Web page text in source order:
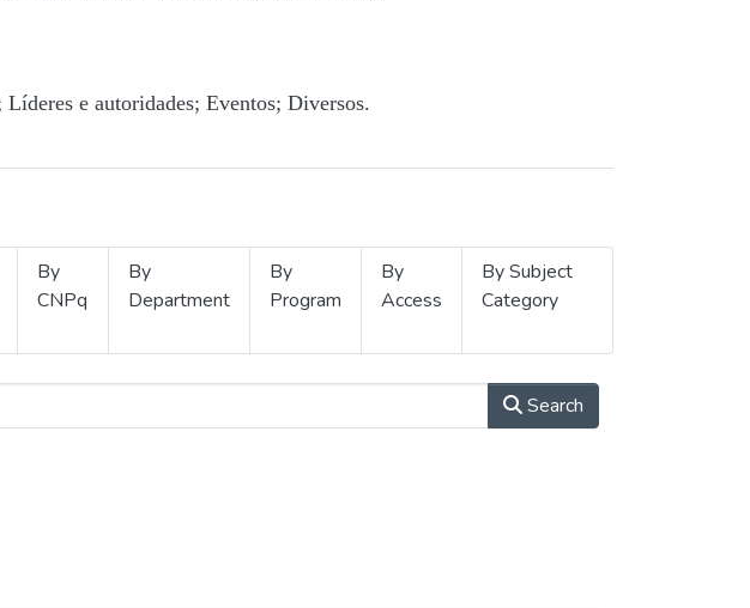
e autoridades; Eventos; Diversos.
By
CNPq
By
Department
By
Program
By
Access
By Subject
Category
Search